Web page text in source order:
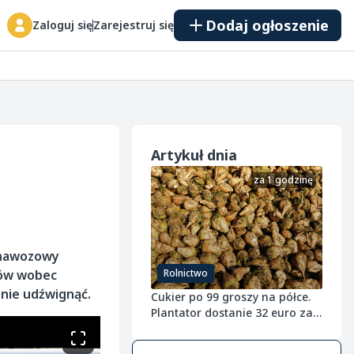
Zaloguj sięZarejestruj się Dodaj ogłoszenie
wobec
udźwignąć.
Artykuł dnia
Rolnictwo
za 1 godzinę
Cukier po 99 groszy na półce.
Plantator dostanie 32 euro za